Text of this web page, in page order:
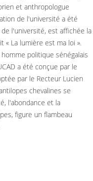
et anthropologue
de l'université a été
l'université, est affichée la
« La lumière est ma loi ».
politique sénégalais
a été conçue par le
par le Recteur Lucien
chevalines se
l'abondance et la
figure un flambeau